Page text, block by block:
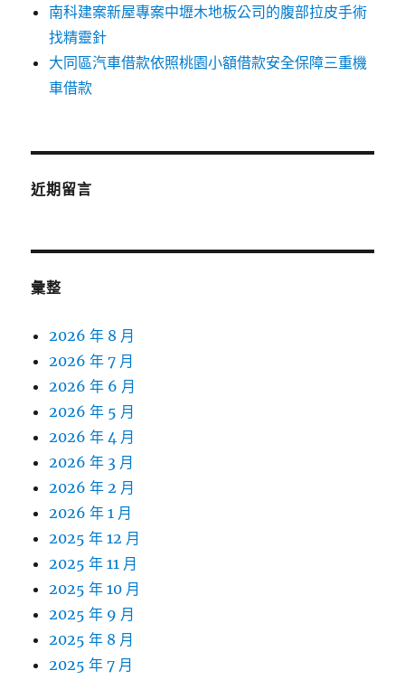
南科建案新屋專案中壢木地板公司的腹部拉皮手術
找精靈針
大同區汽車借款依照桃園小額借款安全保障三重機
車借款
近期留言
彙整
2026 年 8 月
2026 年 7 月
2026 年 6 月
2026 年 5 月
2026 年 4 月
2026 年 3 月
2026 年 2 月
2026 年 1 月
2025 年 12 月
2025 年 11 月
2025 年 10 月
2025 年 9 月
2025 年 8 月
2025 年 7 月